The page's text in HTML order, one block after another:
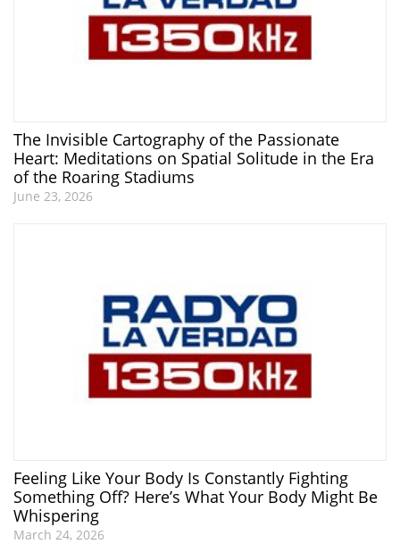
The Invisible Cartography of the Passionate
Heart: Meditations on Spatial Solitude in the Era
of the Roaring Stadiums
June 23, 2026
Feeling Like Your Body Is Constantly Fighting
Something Off? Here’s What Your Body Might Be
Whispering
March 24, 2026